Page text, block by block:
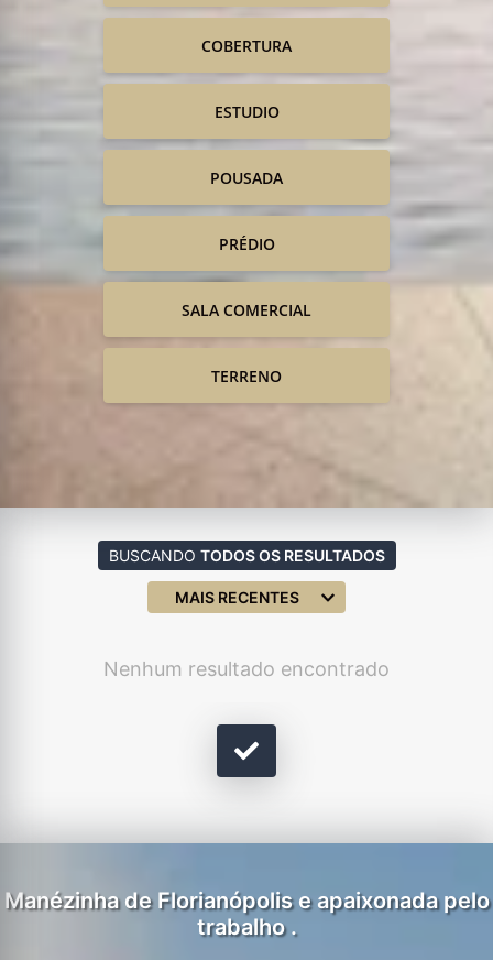
COBERTURA
ESTUDIO
POUSADA
PRÉDIO
SALA COMERCIAL
TERRENO
BUSCANDO TODOS OS RESULTADOS
MAIS RECENTES
Nenhum resultado encontrado
Manézinha de Florianópolis e apaixonada pelo
trabalho .